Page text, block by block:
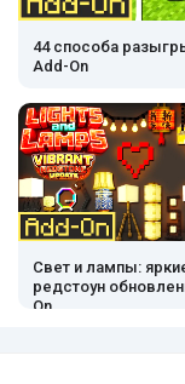
44 способа
Add-On
Свет и лампы:
редстоун
On